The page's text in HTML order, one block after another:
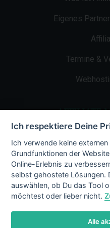
Eigenes
Termine &
AFFILIATE-
Ich respektiere Deine
Ich verwende keine
Grundfunktionen der
Online-Erlebnis zu
selbst gehostete Lösungen.
auswählen, ob Du das Tool
möchtest oder lieber nicht.
Alle